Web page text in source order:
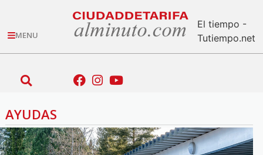
MENU
El tiempo -
Tutiempo.net
AYUDAS